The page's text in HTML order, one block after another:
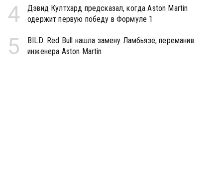
4
Дэвид Култхард предсказал, когда Aston Martin
одержит первую победу в Формуле 1
5
BILD: Red Bull нашла замену Ламбьязе, переманив
инженера Aston Martin